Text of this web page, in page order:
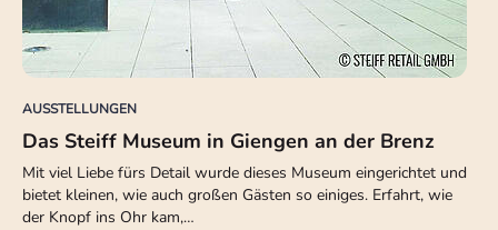
AUSSTELLUNGEN
Das Steiff Museum in Giengen an der Brenz
Mit viel Liebe fürs Detail wurde dieses Museum eingerichtet und
bietet kleinen, wie auch großen Gästen so einiges. Erfahrt, wie
der Knopf ins Ohr kam,…